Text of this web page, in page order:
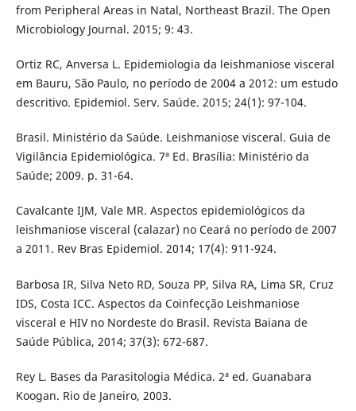
from Peripheral Areas in Natal, Northeast Brazil. The Open
Microbiology Journal. 2015; 9: 43.
Ortiz RC, Anversa L. Epidemiologia da leishmaniose visceral
em Bauru, São Paulo, no período de 2004 a 2012: um estudo
descritivo. Epidemiol. Serv. Saúde. 2015; 24(1): 97-104.
Brasil. Ministério da Saúde. Leishmaniose visceral. Guia de
Vigilância Epidemiológica. 7ª Ed. Brasília: Ministério da
Saúde; 2009. p. 31-64.
Cavalcante IJM, Vale MR. Aspectos epidemiológicos da
leishmaniose visceral (calazar) no Ceará no período de 2007
a 2011. Rev Bras Epidemiol. 2014; 17(4): 911-924.
Barbosa IR, Silva Neto RD, Souza PP, Silva RA, Lima SR, Cruz
IDS, Costa ICC. Aspectos da Coinfecção Leishmaniose
visceral e HIV no Nordeste do Brasil. Revista Baiana de
Saúde Pública, 2014; 37(3): 672-687.
Rey L. Bases da Parasitologia Médica. 2ª ed. Guanabara
Koogan. Rio de Janeiro, 2003.